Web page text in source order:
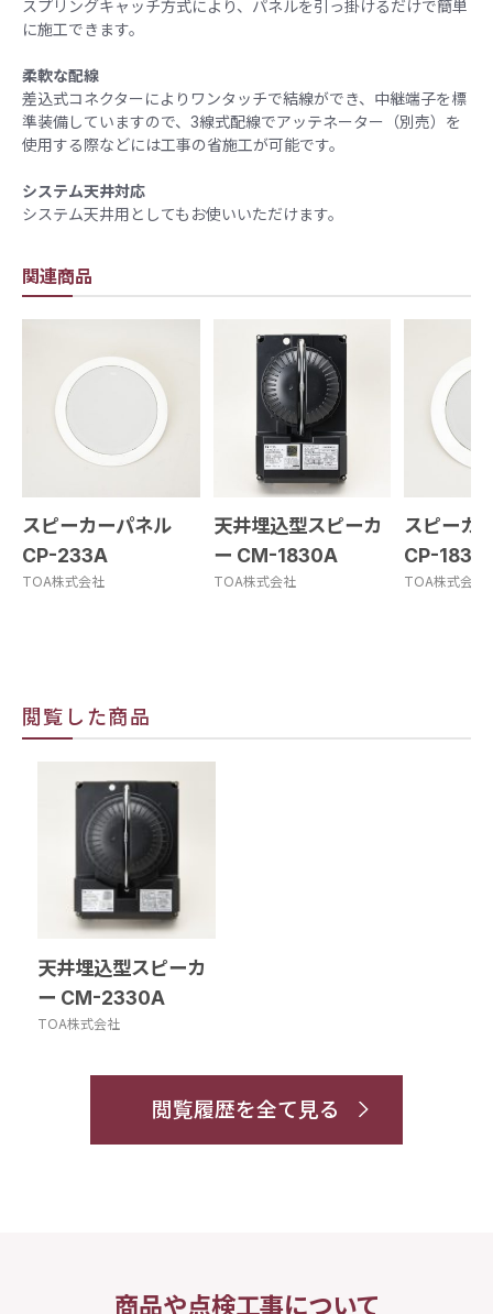
関連商品
スピーカーパネル
CP-233A
TOA株式会社
天井埋込型スピーカ
ー CM-1830A
TOA株式会社
スピーカ
CP-183A
TOA株式会社
​スプリングキャッチ方式により、パネルを引っ掛けるだけで簡単
に施工できます。
柔軟な配線
​差込式コネクターによりワンタッチで結線ができ、中継端子を標
準装備していますので、3線式配線でアッテネーター（別売）を
使用する際などには工事の省施工が可能です。
システム天井対応
​システム天井用としてもお使いいただけます。
閲覧した商品
天井埋込型スピーカ
ー CM-2330A
TOA株式会社
閲覧履歴を全て見る
商品や点検工事について